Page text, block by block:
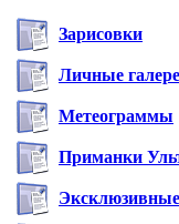
Зарисовки
Личные
Метеограммы
Приманки